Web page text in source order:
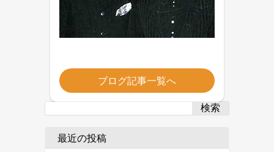
ブログ記事一覧へ
検索
最近の投稿